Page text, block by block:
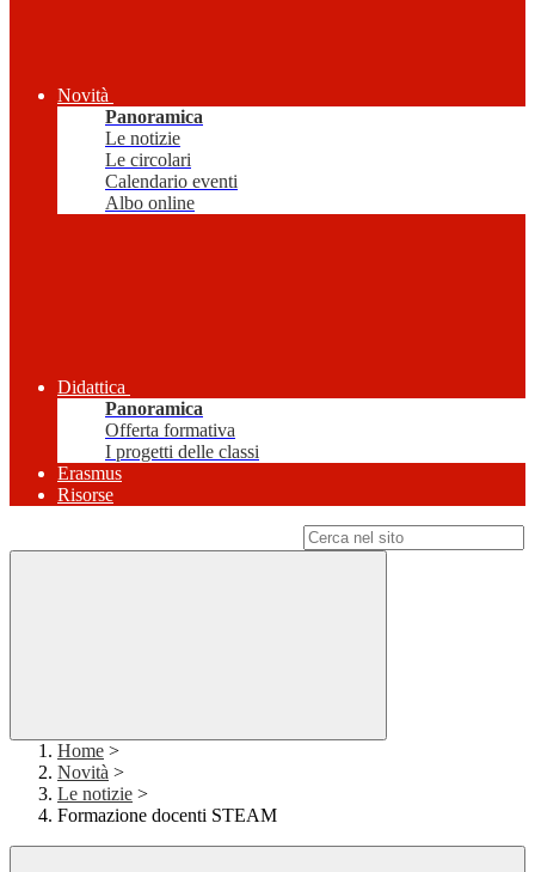
Novità
Panoramica
Le notizie
Le circolari
Calendario eventi
Albo online
Didattica
Panoramica
Offerta formativa
I progetti delle classi
Erasmus
Risorse
Home >
Novità >
Le notizie >
Formazione docenti STEAM